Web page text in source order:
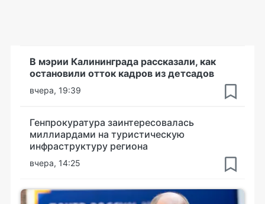
В мэрии Калининграда рассказали, как
остановили отток кадров из детсадов
вчера, 19:39
Генпрокуратура заинтересовалась
миллиардами на туристическую
инфраструктуру региона
вчера, 14:25